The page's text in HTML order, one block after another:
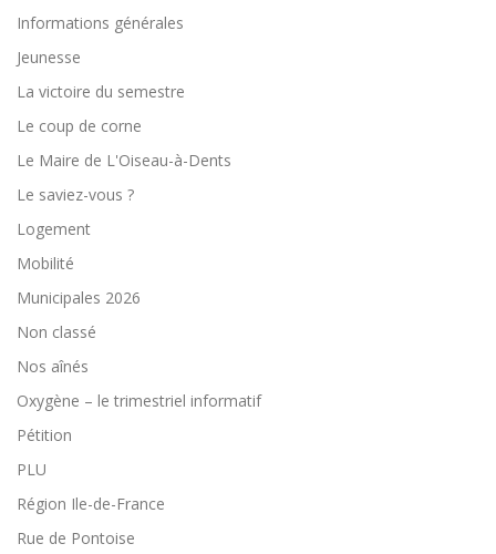
Informations générales
Jeunesse
La victoire du semestre
Le coup de corne
Le Maire de L'Oiseau-à-Dents
Le saviez-vous ?
Logement
Mobilité
Municipales 2026
Non classé
Nos aînés
Oxygène – le trimestriel informatif
Pétition
PLU
Région Ile-de-France
Rue de Pontoise